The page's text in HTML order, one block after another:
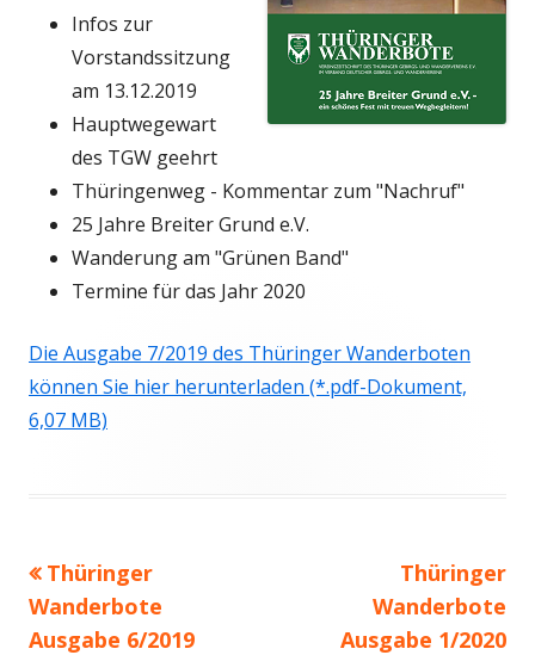
Infos zur
Vorstandssitzung
am 13.12.2019
Hauptwegewart
des TGW geehrt
Thüringenweg - Kommentar zum "Nachruf"
25 Jahre Breiter Grund e.V.
Wanderung am "Grünen Band"
Termine für das Jahr 2020
Die Ausgabe 7/2019 des Thüringer Wanderboten
können Sie hier herunterladen (*.pdf-Dokument,
6,07 MB)
Beitragsnavigation
Vorheriger
Beitrag:
Thüringer
Wanderbote
Ausgabe 6/2019
Nächster
Beitrag
Thüringer
Wanderbote
Ausgabe 1/2020